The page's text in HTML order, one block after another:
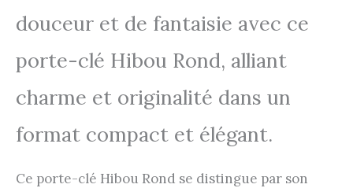
douceur et de fantaisie avec ce
porte-clé Hibou Rond, alliant
charme et originalité dans un
format compact et élégant.
Ce porte-clé Hibou Rond se distingue par son